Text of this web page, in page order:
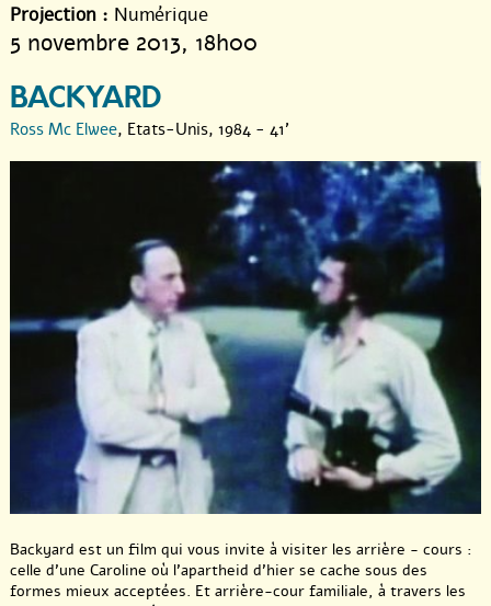
Projection : Numérique
5 novembre 2013, 18h00
BACKYARD
Ross Mc Elwee, Etats-Unis, 1984 - 41'
Backyard est un film qui vous invite à visiter les arrière - cours :
celle d’une Caroline où l’apartheid d’hier se cache sous des
formes mieux acceptées. Et arrière-cour familiale, à travers les